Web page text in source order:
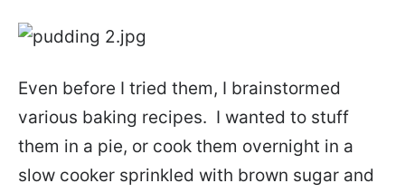
Even before I tried them, I brainstormed
various baking recipes. I wanted to stuff
them in a pie, or cook them overnight in a
slow cooker sprinkled with brown sugar and